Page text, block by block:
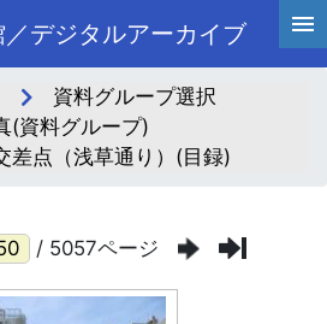
デジタルアーカイブ
資料グループ選択
(資料グループ)
差点（浅草通り）(目録)
/ 5057ページ